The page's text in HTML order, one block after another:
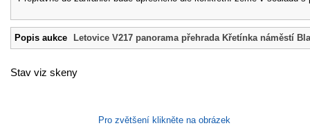
Popis aukce Letovice V217 panorama přehrada Křetínka náměstí
Stav viz skeny
Pro zvětšení klikněte na obrázek